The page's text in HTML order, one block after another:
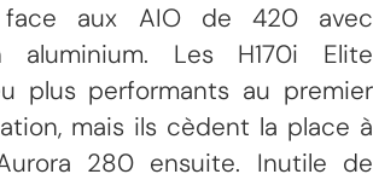
face aux AIO de 420 avec
aluminium. Les H170i Elite
plus performants au premier
mais ils cèdent la place à
280 ensuite. Inutile de